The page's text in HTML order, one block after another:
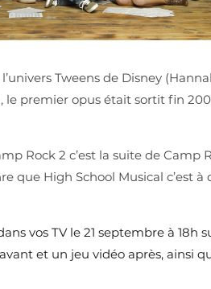
Tweens de Disney
le premier opus était sortit fin
Rock 2 c’est la suite de Camp
que High School Musical c’est
vos TV le 21 septembre à 18h
et un jeu vidéo après, ainsi